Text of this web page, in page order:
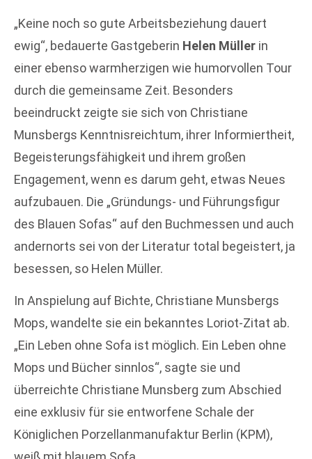
„Keine noch so gute Arbeitsbeziehung dauert
ewig“, bedauerte Gastgeberin Helen Müller in
einer ebenso warmherzigen wie humorvollen Tour
durch die gemeinsame Zeit. Besonders
beeindruckt zeigte sie sich von Christiane
Munsbergs Kenntnisreichtum, ihrer Informiertheit,
Begeisterungsfähigkeit und ihrem großen
Engagement, wenn es darum geht, etwas Neues
aufzubauen. Die „Gründungs- und Führungsfigur
des Blauen Sofas“ auf den Buchmessen und auch
andernorts sei von der Literatur total begeistert, ja
besessen, so Helen Müller.
In Anspielung auf Bichte, Christiane Munsbergs
Mops, wandelte sie ein bekanntes Loriot-Zitat ab.
„Ein Leben ohne Sofa ist möglich. Ein Leben ohne
Mops und Bücher sinnlos“, sagte sie und
überreichte Christiane Munsberg zum Abschied
eine exklusiv für sie entworfene Schale der
Königlichen Porzellanmanufaktur Berlin (KPM),